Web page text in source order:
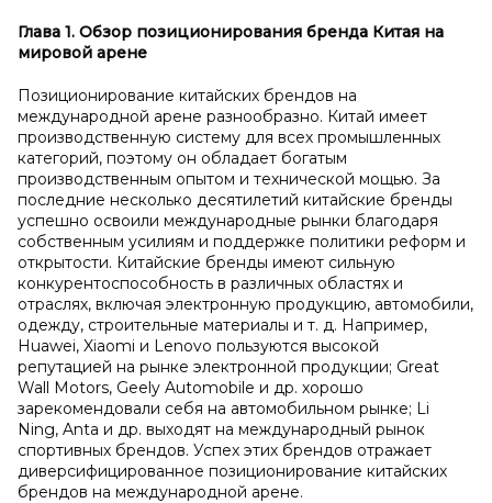
Глава 1. Обзор позиционирования бренда Китая на
мировой арене
Позиционирование китайских брендов на
международной арене разнообразно. Китай имеет
производственную систему для всех промышленных
категорий, поэтому он обладает богатым
производственным опытом и технической мощью. За
последние несколько десятилетий китайские бренды
успешно освоили международные рынки благодаря
собственным усилиям и поддержке политики реформ и
открытости. Китайские бренды имеют сильную
конкурентоспособность в различных областях и
отраслях, включая электронную продукцию, автомобили,
одежду, строительные материалы и т. д. Например,
Huawei, Xiaomi и Lenovo пользуются высокой
репутацией на рынке электронной продукции; Great
Wall Motors, Geely Automobile и др. хорошо
зарекомендовали себя на автомобильном рынке; Li
Ning, Anta и др. выходят на международный рынок
спортивных брендов. Успех этих брендов отражает
диверсифицированное позиционирование китайских
брендов на международной арене.